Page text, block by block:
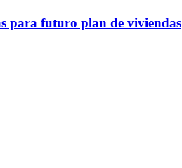
para futuro plan de viviendas